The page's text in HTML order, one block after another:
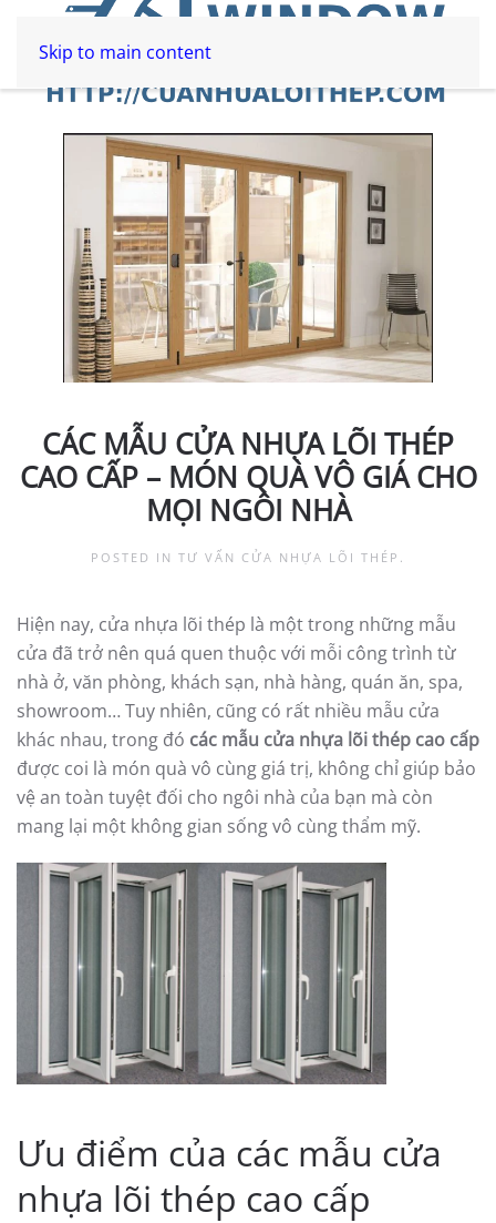
Skip to main content
CÁC MẪU CỬA NHỰA LÕI THÉP
CAO CẤP – MÓN QUÀ VÔ GIÁ CHO
MỌI NGÔI NHÀ
POSTED IN TƯ VẤN CỬA NHỰA LÕI THÉP
Hiện nay, cửa nhựa lõi thép là một trong những mẫu
cửa đã trở nên quá quen thuộc với mỗi công trình từ
nhà ở, văn phòng, khách sạn, nhà hàng, quán ăn, spa,
showroom… Tuy nhiên, cũng có rất nhiều mẫu cửa
khác nhau, trong đó các mẫu cửa nhựa lõi thép cao cấp
được coi là món quà vô cùng giá trị, không chỉ giúp bảo
vệ an toàn tuyệt đối cho ngôi nhà của bạn mà còn
mang lại một không gian sống vô cùng thẩm mỹ.
Ưu điểm của các mẫu cửa
nhựa lõi thép cao cấp